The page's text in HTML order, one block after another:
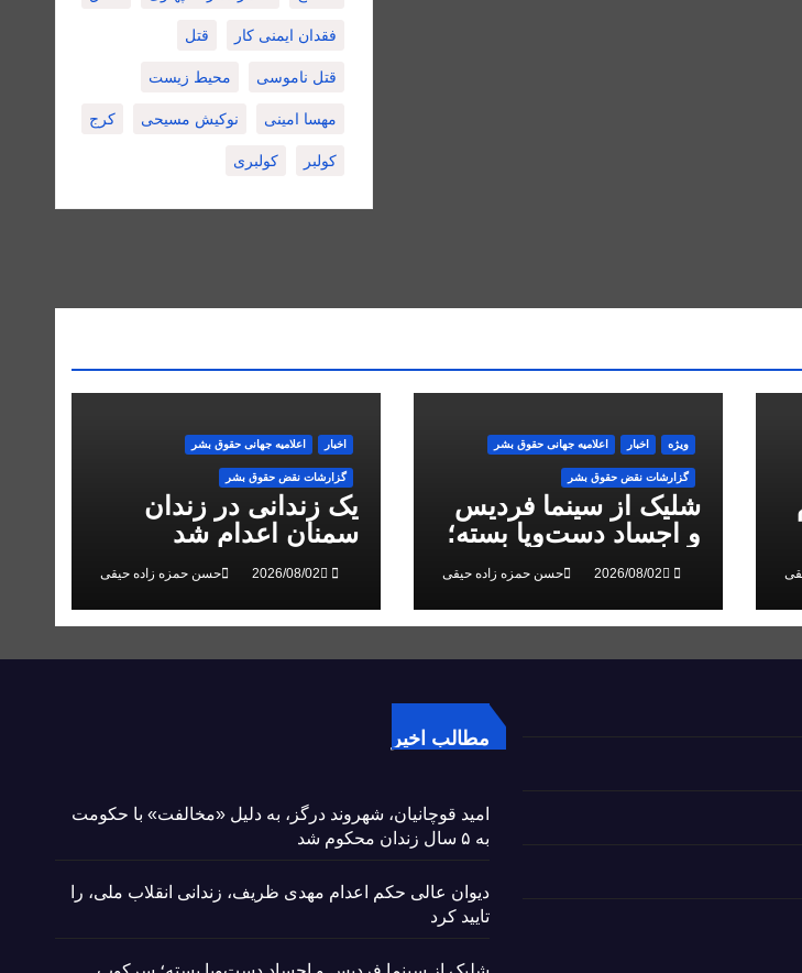
فقدان ایمنی کار قتل
قتل ناموسی محیط زیست
مهسا امینی نوکیش مسیحی کرج
کولبر کولبری
ویژه اخبار اعلاميه جهانی حقوق بشر
گزارشات نقض حقوق بشر
شلیک از سینما فردیس
و اجساد دست‌وپا بسته؛
سرکوب انقلاب ملی در
البرز
حسن حمزه زاده حیقی
اخبار اعلاميه جهانی حقوق بشر
گزارشات نقض حقوق بشر
یک زندانی در زندان
سمنان اعدام شد
حسن حمزه زاده حیقی
مطالب اخیر
امید قوچانیان، شهروند درگز، به دلیل «مخالفت» با حکومت
به ۵ سال زندان محکوم شد
دیوان عالی حکم اعدام مهدی ظریف، زندانی انقلاب ملی، را
تایید کرد